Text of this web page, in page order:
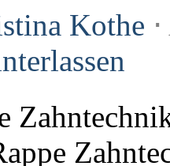
Kothe ⋅